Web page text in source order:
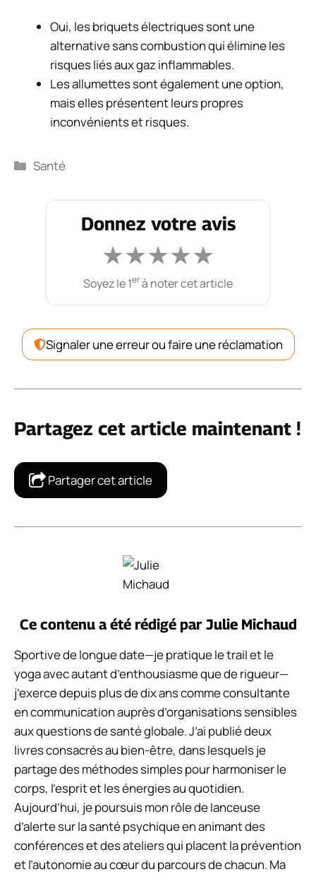
Oui, les briquets électriques sont une
alternative sans combustion qui élimine les
risques liés aux gaz inflammables.
Les allumettes sont également une option,
mais elles présentent leurs propres
inconvénients et risques.
Catégories
Santé
Donnez votre avis
★★★★★
Soyez le 1erà noter cet article
Signaler une erreur ou faire une réclamation
Partagez cet article maintenant !
Partager cet article
Ce contenu a été rédigé par Julie Michaud
Sportive de longue date—je pratique le trail et le
yoga avec autant d’enthousiasme que de rigueur—
j’exerce depuis plus de dix ans comme consultante
en communication auprès d’organisations sensibles
aux questions de santé globale. J’ai publié deux
livres consacrés au bien-être, dans lesquels je
partage des méthodes simples pour harmoniser le
corps, l’esprit et les énergies au quotidien.
Aujourd’hui, je poursuis mon rôle de lanceuse
d’alerte sur la santé psychique en animant des
conférences et des ateliers qui placent la prévention
et l’autonomie au cœur du parcours de chacun. Ma